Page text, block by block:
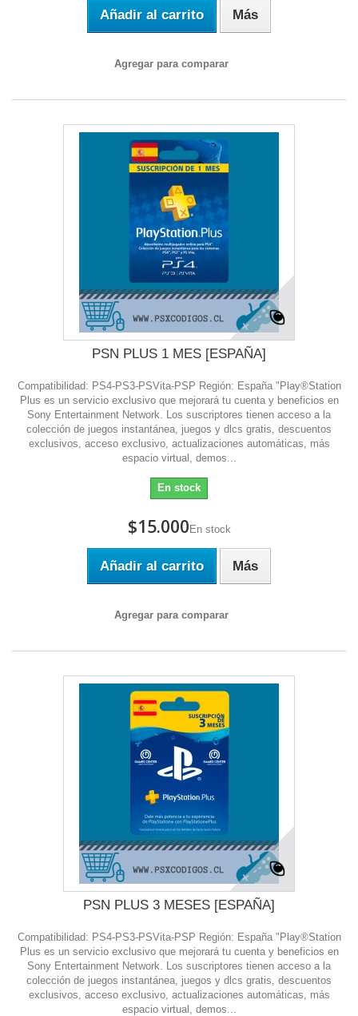
Añadir al carrito Más
Agregar para comparar
PSN PLUS 1 MES [ESPAÑA]
Compatibilidad: PS4-PS3-PSVita-PSP Región: España "Play®Station
Plus es un servicio exclusivo que mejorará tu cuenta y beneficios en
Sony Entertainment Network. Los suscriptores tienen acceso a la
colección de juegos instantánea, juegos y dlcs gratis, descuentos
exclusivos, acceso exclusivo, actualizaciones automáticas, más
espacio virtual, demos...
En stock
$15.000 En stock
Añadir al carrito Más
Agregar para comparar
PSN PLUS 3 MESES [ESPAÑA]
Compatibilidad: PS4-PS3-PSVita-PSP Región: España "Play®Station
Plus es un servicio exclusivo que mejorará tu cuenta y beneficios en
Sony Entertainment Network. Los suscriptores tienen acceso a la
colección de juegos instantánea, juegos y dlcs gratis, descuentos
exclusivos, acceso exclusivo, actualizaciones automáticas, más
espacio virtual, demos...